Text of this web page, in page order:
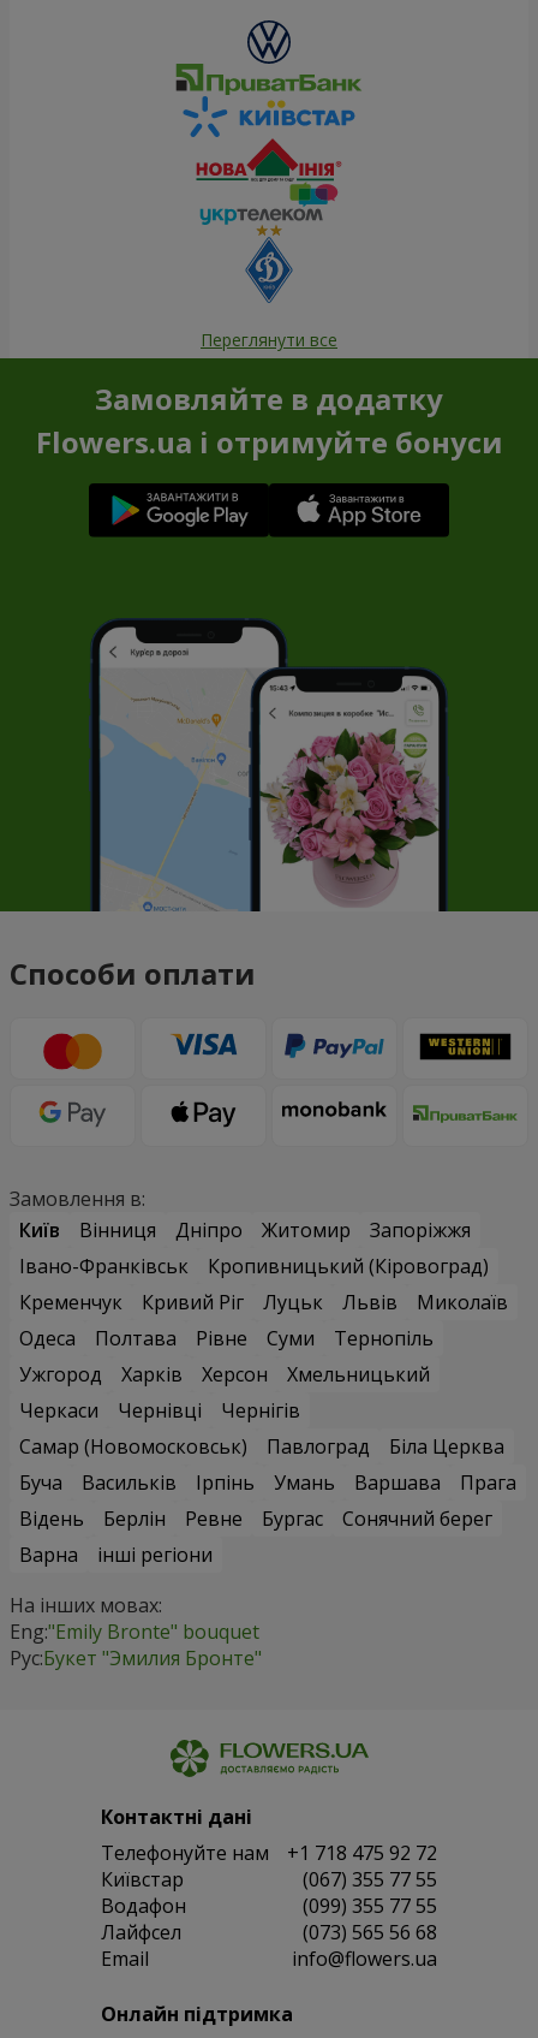
Переглянути все
Замовляйте в додатку
Flowers.ua і отримуйте бонуси
Способи оплати
Замовлення в:
Київ
Вінниця Дніпро Житомир
Запоріжжя
Івано-Франківськ
Кропивницький (Кіровоград)
Кременчук
Кривий Ріг Луцьк Львів
Миколаїв
Одеса
Полтава Рівне Суми
Тернопіль
Ужгород
Харків Херсон
Хмельницький
Черкаси
Чернівці
Чернігів
Самар (Новомосковськ)
Павлоград
Біла Церква
Буча
Васильків Ірпінь Умань Варшава
Прага
Відень
Берлін Ревне Бургас
Сонячний берег
Варна
інші регіони
На інших мовах:
Eng:"Emily Bronte" bouquet
Рус:Букет "Эмилия Бронте"
Контактні дані
Телефонуйте нам
+1 718 475 92 72
Київстар
(067) 355 77 55
Водафон
(099) 355 77 55
Лайфсел
(073) 565 56 68
Email
info@flowers.ua
Онлайн підтримка